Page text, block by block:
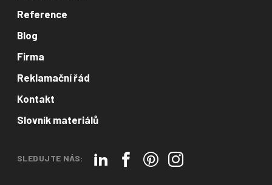
Reference
Blog
Firma
Reklamační řád
Kontakt
Slovník materiálů
SLEDUJTE NÁS: